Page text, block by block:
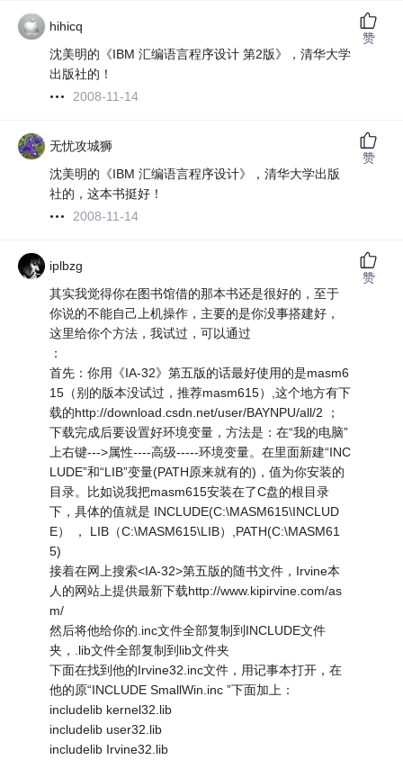
hihicq
沈美明的《IBM 汇编语言程序设计 第2版》，清华大学
出版社的！
2008-11-14
赞
无忧攻城狮
沈美明的《IBM 汇编语言程序设计》，清华大学出版
社的，这本书挺好！
2008-11-14
赞
iplbzg
其实我觉得你在图书馆借的那本书还是很好的，至于
你说的不能自己上机操作，主要的是你没事搭建好，
这里给你个方法，我试过，可以通过
：
首先：你用《IA-32》第五版的话最好使用的是masm6
15（别的版本没试过，推荐masm615）,这个地方有下
载的http://download.csdn.net/user/BAYNPU/all/2 ；
下载完成后要设置好环境变量，方法是：在“我的电脑”
上右键--->属性----高级-----环境变量。在里面新建“INC
LUDE”和“LIB”变量(PATH原来就有的)，值为你安装的
目录。比如说我把masm615安装在了C盘的根目录
下，具体的值就是 INCLUDE(C:\MASM615\INCLUD
E） ， LIB（C:\MASM615\LIB）,PATH(C:\MASM61
5)
接着在网上搜索<IA-32>第五版的随书文件，Irvine本
人的网站上提供最新下载http://www.kipirvine.com/as
m/
然后将他给你的.inc文件全部复制到INCLUDE文件
夹，.lib文件全部复制到lib文件夹
下面在找到他的Irvine32.inc文件，用记事本打开，在
他的原“INCLUDE SmallWin.inc ”下面加上：
includelib kernel32.lib
includelib user32.lib
includelib Irvine32.lib
赞